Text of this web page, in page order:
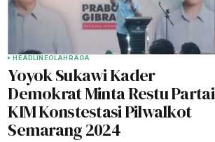
HEADLINEOLAHRAGA
Yoyok Sukawi Kader
Demokrat Minta Restu Partai
KIM Konstestasi Pilwalkot
Semarang 2024